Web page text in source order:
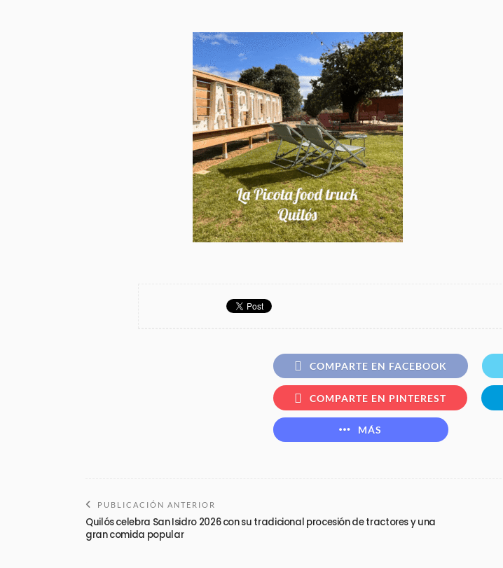
COMPARTE EN FACEBOOK
COMPARTE EN PINTEREST
MÁS
PUBLICACIÓN ANTERIOR
Quilós celebra San Isidro 2026 con su tradicional procesión de tractores y una
gran comida popular